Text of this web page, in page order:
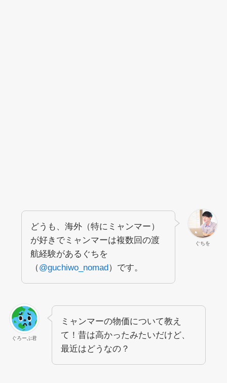
ぐちを
どうも、海外（特にミャンマー）
が好きでミャンマーは複数回の渡
航経験があるぐちを
（@guchiwo_nomad）です。
ぐろーぶ君
ミャンマーの物価について教え
て！昔は高かったみたいだけど、
最近はどうなの？